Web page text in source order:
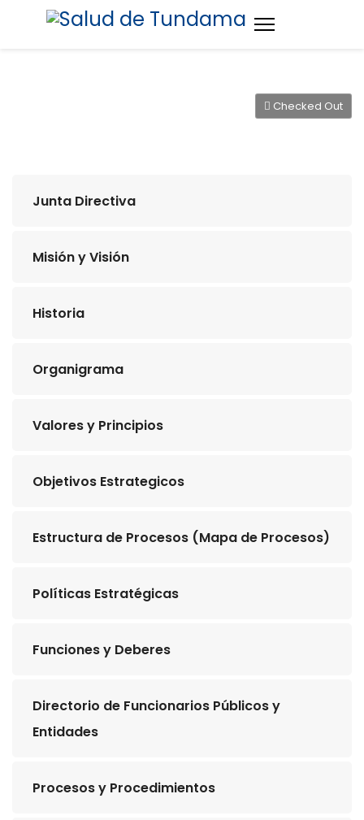
Junta Directiva
Misión y Visión
Historia
Organigrama
Valores y Principios
Objetivos Estrategicos
Estructura de Procesos (Mapa de Procesos)
Políticas Estratégicas
Funciones y Deberes
Directorio de Funcionarios Públicos y
Entidades
Procesos y Procedimientos
Checked Out